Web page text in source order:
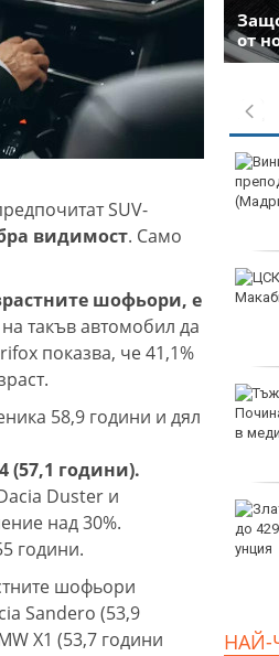
SUV-
видимост. Само
шофьори, е
такъв автомобил да
показва, че 41,1%
58,9 години и дял
(57,1 години).
Duster и
над 30%.
години.
шофьори
Sandero (53,9
X1 (53,7 години
от
Винисиус Жуниор
като гост
голямо име в
долара за унция
НАЙ-